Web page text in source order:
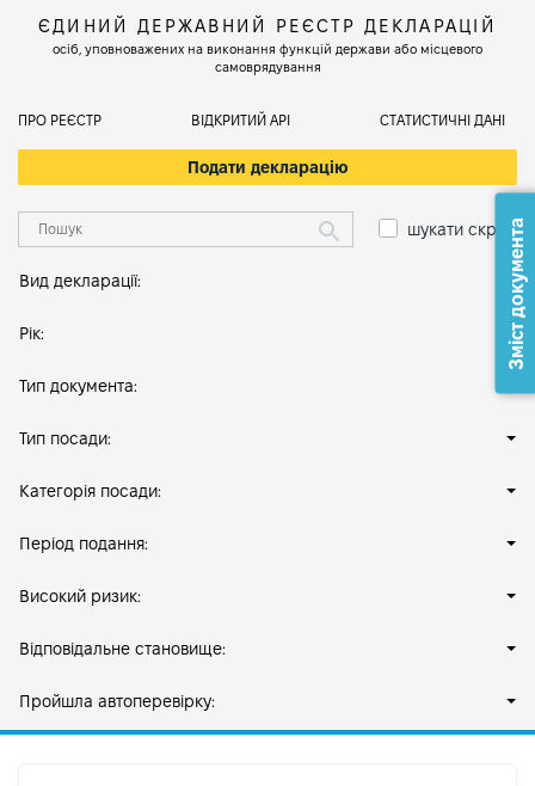
ЄДИНИЙ ДЕРЖАВНИЙ РЕЄСТР ДЕКЛАРАЦІЙ
осіб, уповноважених на виконання функцій держави або місцевого
самоврядування
ПРО РЕЄСТР ВІДКРИТИЙ АРІ СТАТИСТИЧНІ ДАНІ
Подати декларацію
шукати скрізь
Вид декларації:
Рік:
Тип документа:
Тип посади:
Категорія посади:
Період подання:
Високий ризик:
Відповідальне становище:
Пройшла автоперевірку:
Зміст документа